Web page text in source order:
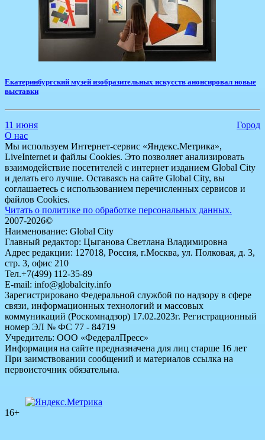
​Екатеринбургский музей изобразительных искусств анонсировал новые
выставки
11 июня
Город
О нас
Мы используем Интернет-сервис «Яндекс.Метрика»,
LiveInternet и файлы Cookies. Это позволяет анализировать
взаимодействие посетителей с интернет изданием Global City
и делать его лучше. Оставаясь на сайте Global City, вы
соглашаетесь с использованием перечисленных сервисов и
файлов Cookies.
Читать о политике по обработке персональных данных.
2007-2026©
Наименование: Global City
Главный редактор: Цыганова Светлана Владимировна
Адрес редакции: 127018, Россия, г.Москва, ул. Полковая, д. 3,
стр. 3, офис 210
Тел.+7(499) 112-35-89
E-mail: info@globalcity.info
Зарегистрировано Федеральной службой по надзору в сфере
связи, информационных технологий и массовых
коммуникаций (Роскомнадзор) 17.02.2023г. Регистрационный
номер ЭЛ № ФС 77 - 84719
Учредитель: ООО «ФедералПресс»
Информация на сайте предназначена для лиц старше 16 лет
При заимствовании сообщений и материалов ссылка на
первоисточник обязательна.
16+